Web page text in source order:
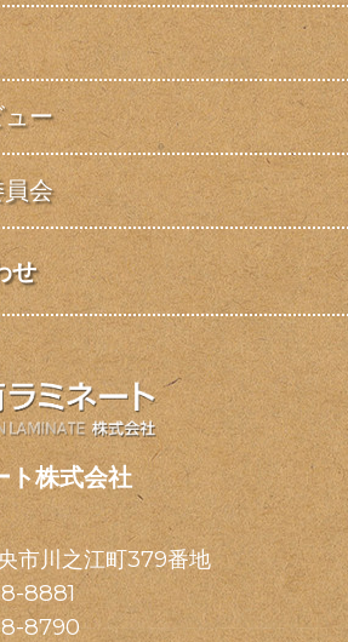
ー
会
せ
ト株式会社
市川之江町379番地
8881
8790